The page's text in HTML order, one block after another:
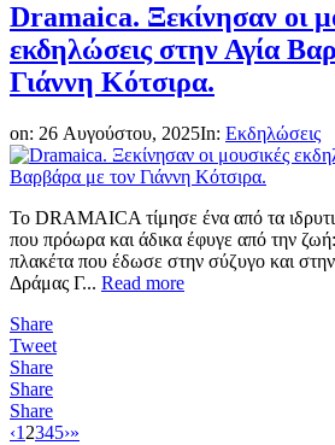
Dramaica. Ξεκίνησαν οι
εκδηλώσεις στην Αγία
Γιάννη Κότσιρα.
on: 26 Αυγούστου, 2025In: Εκδηλώσεις
Το DRAMAICA τίμησε ένα από τα
που πρόωρα και άδικα έφυγε από την
πλακέτα που έδωσε στην σύζυγο και
Δράμας Γ... Read more
Share
Tweet
Share
Share
Share
‹1 2345›»